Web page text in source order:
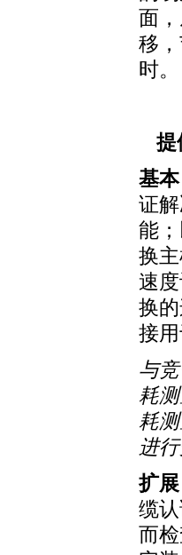
面
移
时。
提供
基
证
能
换
速
换
接
与
耗
耗
进
扩
缆
而